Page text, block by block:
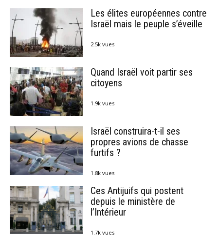
Les élites européennes contre
Israël mais le peuple s’éveille
2.5k vues
Quand Israël voit partir ses
citoyens
1.9k vues
Israël construira-t-il ses
propres avions de chasse
furtifs ?
1.8k vues
Ces Antijuifs qui postent
depuis le ministère de
l’Intérieur
1.7k vues